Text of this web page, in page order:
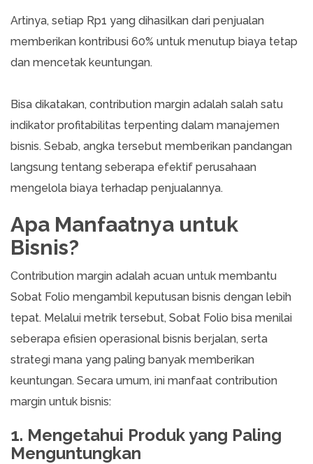
Artinya, setiap Rp1 yang dihasilkan dari penjualan
memberikan kontribusi 60% untuk menutup biaya tetap
dan mencetak keuntungan.
Bisa dikatakan, contribution margin adalah salah satu
indikator profitabilitas terpenting dalam manajemen
bisnis. Sebab, angka tersebut memberikan pandangan
langsung tentang seberapa efektif perusahaan
mengelola biaya terhadap penjualannya.
Apa Manfaatnya untuk
Bisnis?
Contribution margin adalah acuan untuk membantu
Sobat Folio mengambil keputusan bisnis dengan lebih
tepat. Melalui metrik tersebut, Sobat Folio bisa menilai
seberapa efisien operasional bisnis berjalan, serta
strategi mana yang paling banyak memberikan
keuntungan. Secara umum, ini manfaat contribution
margin untuk bisnis:
1. Mengetahui Produk yang Paling
Menguntungkan